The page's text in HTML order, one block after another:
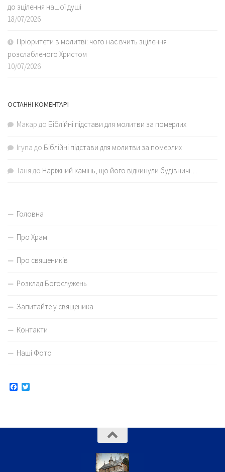
до зцілення нашої душі
18/07/2026
Пріоритети в молитві: чого нас вчить зцілення
розслабленого Христом
10/07/2026
ОСТАННІ КОМЕНТАРІ
Макар до Біблійні підстави для молитви за померлих
Iryna до Біблійні підстави для молитви за померлих
Таня до Наріжний камінь, що його відкинули будівничі…
Головна
Про Храм
Про священиків
Розклад Богослужень
Запитайте у священика
Контакти
Наші Фото
Facebook